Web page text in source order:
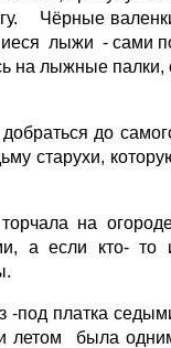
Чёрные
лыжи - сами
на лыжные палки,
до
старухи,
на
а если кто- то
-под платка
летом была